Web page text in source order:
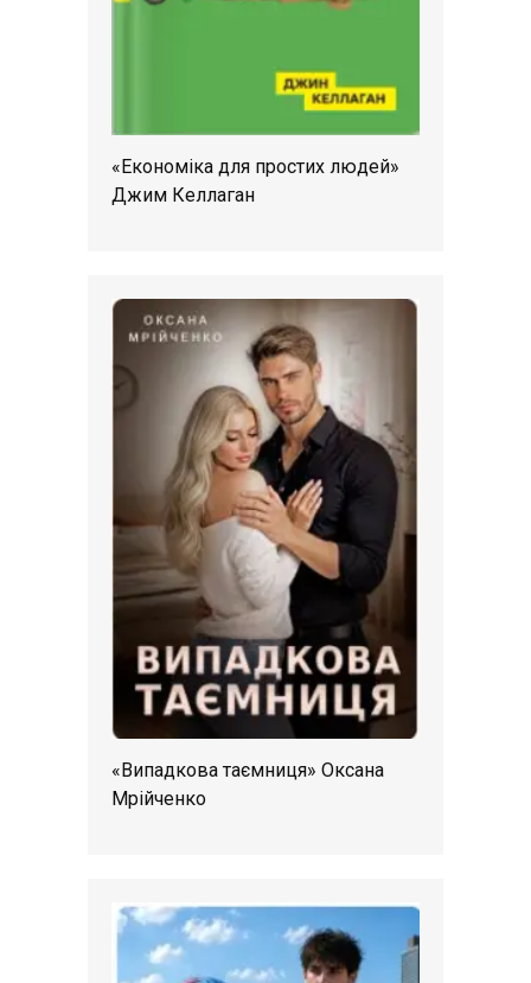
«Економіка для простих людей»
Джим Келлаган
«Випадкова таємниця» Оксана
Мрійченко